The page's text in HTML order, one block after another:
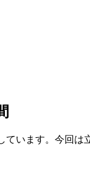
います。今回